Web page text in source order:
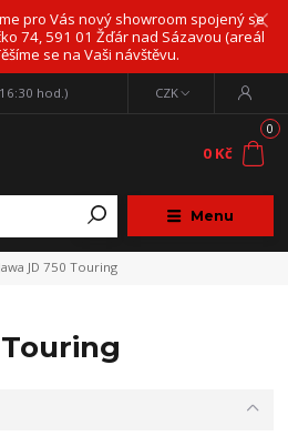
pro Vás nový showroom spojený se
74, 591 01 Žďár nad Sázavou (areál
se na Vaši návštěvu.
Menu
CZK
hod.)
0
0 Kč
Jawa JD 750 Touring